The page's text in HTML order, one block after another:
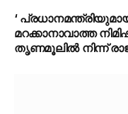
‘
മറക്കാനാവാത്ത
തൃണമൂലിൽ നിന്ന്